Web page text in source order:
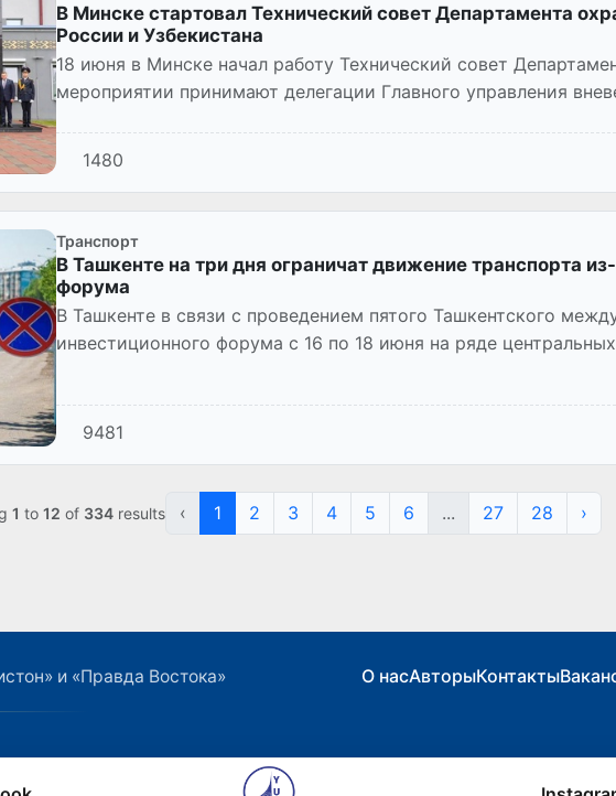
В Минске стартовал Технический совет Департамента
России и Узбекистана
18 июня в Минске начал работу Технический совет
мероприятии принимают делегации Главного управления
1480
Транспорт
В Ташкенте на три дня ограничат движение транспорта
форума
В Ташкенте в связи с проведением пятого Ташкентского
инвестиционного форума с 16 по 18 июня на ряде
9481
1 to 12 of 334results ‹ 1 2 3 4 5 6 ... 27 28 ›
и «Правда Востока» О насАвторыКонтакты